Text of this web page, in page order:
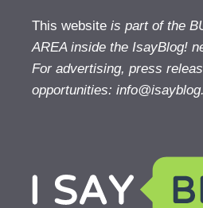
This website is part of the
AREA inside the IsayBlog!
For advertising, press
opportunities: